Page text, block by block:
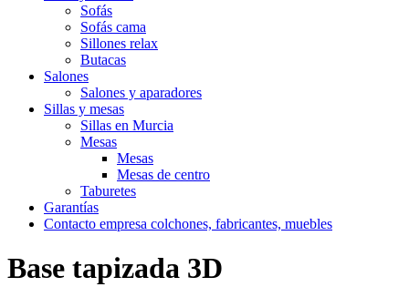
Sofás
Sofás cama
Sillones relax
Butacas
Salones
Salones y aparadores
Sillas y mesas
Sillas en Murcia
Mesas
Mesas
Mesas de centro
Taburetes
Garantías
Contacto empresa colchones, fabricantes, muebles
Base tapizada 3D